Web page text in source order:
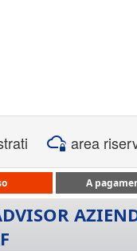
area
A